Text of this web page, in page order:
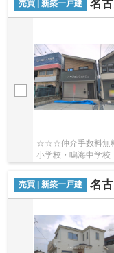
売買 | 新築一戸建 名古屋
☆☆☆仲介手数料無
小学校・鳴海中学校
売買 | 新築一戸建 名古屋